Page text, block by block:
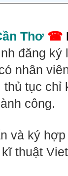
Thơ ☎
đăng ký
nhân
tục chỉ
công.
và ký
thuật